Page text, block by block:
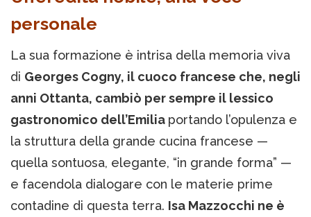
personale
La sua formazione è intrisa della memoria viva
di Georges Cogny, il cuoco francese che, negli
anni Ottanta, cambiò per sempre il lessico
gastronomico dell’Emilia portando l’opulenza e
la struttura della grande cucina francese —
quella sontuosa, elegante, “in grande forma” —
e facendola dialogare con le materie prime
contadine di questa terra. Isa Mazzocchi ne è